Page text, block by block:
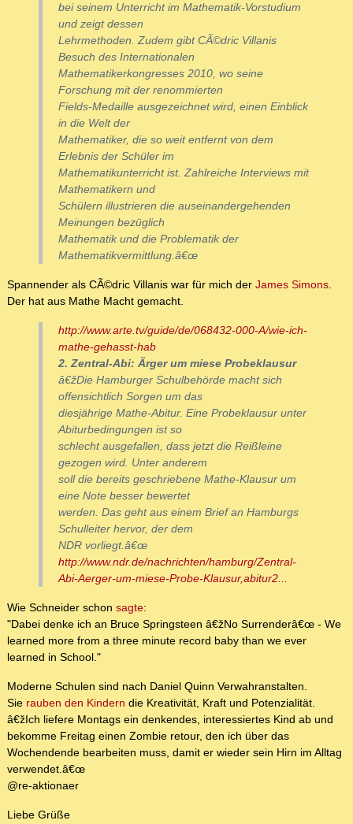
bei seinem Unterricht im Mathematik-Vorstudium
und zeigt dessen
Lehrmethoden. Zudem gibt CÃ©dric Villanis
Besuch des Internationalen
Mathematikerkongresses 2010, wo seine
Forschung mit der renommierten
Fields-Medaille ausgezeichnet wird, einen Einblick
in die Welt der
Mathematiker, die so weit entfernt von dem
Erlebnis der Schüler im
Mathematikunterricht ist. Zahlreiche Interviews mit
Mathematikern und
Schülern illustrieren die auseinandergehenden
Meinungen bezüglich
Mathematik und die Problematik der
Mathematikvermittlung.â€œ
Spannender als CÃ©dric Villanis war für mich der James Simons.
Der hat aus Mathe Macht gemacht.
http://www.arte.tv/guide/de/068432-000-A/wie-ich-
mathe-gehasst-hab
2. Zentral-Abi: Ärger um miese Probeklausur
â€žDie Hamburger Schulbehörde macht sich
offensichtlich Sorgen um das
diesjährige Mathe-Abitur. Eine Probeklausur unter
Abiturbedingungen ist so
schlecht ausgefallen, dass jetzt die Reißleine
gezogen wird. Unter anderem
soll die bereits geschriebene Mathe-Klausur um
eine Note besser bewertet
werden. Das geht aus einem Brief an Hamburgs
Schulleiter hervor, der dem
NDR vorliegt.â€œ
http://www.ndr.de/nachrichten/hamburg/Zentral-
Abi-Aerger-um-miese-Probe-Klausur,abitur2...
Wie Schneider schon sagte:
"Dabei denke ich an Bruce Springsteen â€žNo Surrenderâ€œ - We
learned more from a three minute record baby than we ever
learned in School."
Moderne Schulen sind nach Daniel Quinn Verwahranstalten.
Sie rauben den Kindern die Kreativität, Kraft und Potenzialität.
â€žIch liefere Montags ein denkendes, interessiertes Kind ab und
bekomme Freitag einen Zombie retour, den ich über das
Wochendende bearbeiten muss, damit er wieder sein Hirn im Alltag
verwendet.â€œ
@re-aktionaer
Liebe Grüße